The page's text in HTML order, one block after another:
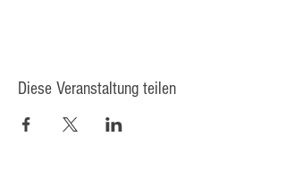
Diese Veranstaltung teilen